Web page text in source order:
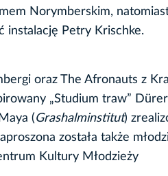
Norymberskim,
instalację Petry Krischke.
oraz The Afronauts z
„Studium traw”
(Grashalminstitut)
została także
Kultury Młodzieży